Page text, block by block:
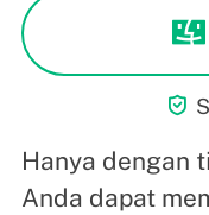

Hanya dengan
Anda dapat